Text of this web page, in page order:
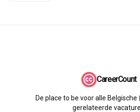
CareerCount
De place to be voor alle
gerelateerde